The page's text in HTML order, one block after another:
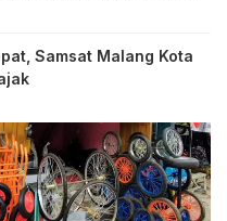
Samsat Malang Kota